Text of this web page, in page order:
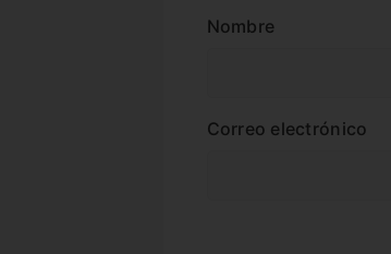
Nombre
Correo electrónico